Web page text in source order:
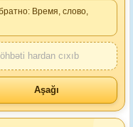
Время, слово,
hardan cıxıb
Aşağı